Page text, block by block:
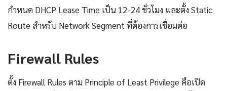
กำหนด DHCP Lease Time เป็น 12-24 ชั่วโมง และตั้ง Static
Route สำหรับ Network Segment ที่ต้องการเชื่อมต่อ
Firewall Rules
ตั้ง Firewall Rules ตาม Principle of Least Privilege คือเปิด